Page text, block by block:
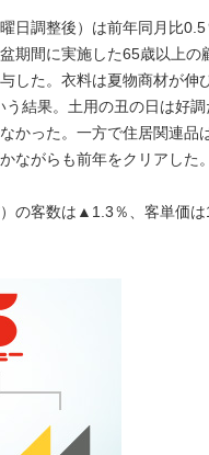
日調整後）は前年同月比
期間に実施した65歳以上の
した。衣料は夏物商材が伸
結果。土用の丑の日は好
かった。一方で住居関連品
ながらも前年をクリアした。
の客数は▲1.3％、客単価は